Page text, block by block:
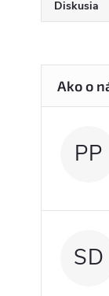
Diskusia
PP
SD